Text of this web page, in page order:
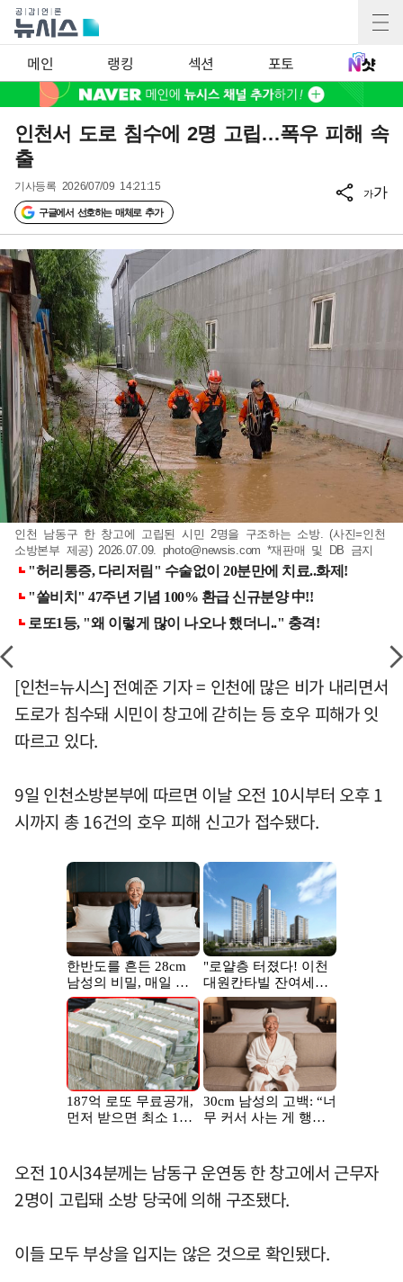
메인 랭킹 섹션 포토
인천서 도로 침수에 2명 고립…폭우 피해 속
출
기사등록 2026/07/09 14:21:15
구글에서 선호하는 매체로 추가
가가
인천 남동구 한 창고에 고립된 시민 2명을 구조하는 소방. (사진=인천
소방본부 제공) 2026.07.09. photo@newsis.com *재판매 및 DB 금지
[인천=뉴시스] 전예준 기자 = 인천에 많은 비가 내리면서
도로가 침수돼 시민이 창고에 갇히는 등 호우 피해가 잇
따르고 있다.
9일 인천소방본부에 따르면 이날 오전 10시부터 오후 1
시까지 총 16건의 호우 피해 신고가 접수됐다.
오전 10시34분께는 남동구 운연동 한 창고에서 근무자
2명이 고립돼 소방 당국에 의해 구조됐다.
이들 모두 부상을 입지는 않은 것으로 확인됐다.